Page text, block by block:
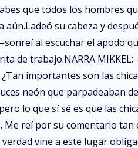
que todos los hombres
su cabeza y
al escuchar el apodo
de trabajo.NARRA
importantes son las
neón que parpadeaban
lo que sí sé es que las
reí por su comentario tan
vine a este lugar